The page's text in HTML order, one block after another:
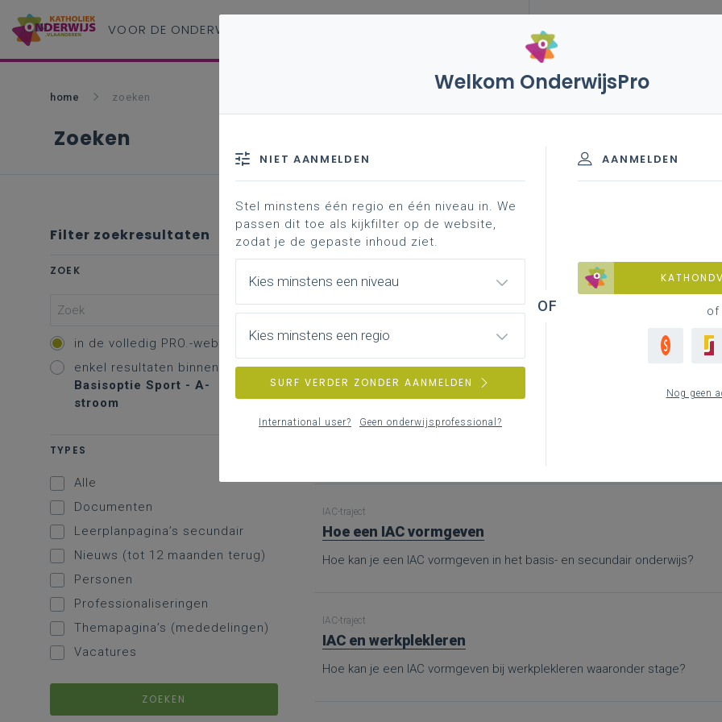
VOOR DE ONDERWIJS
home zoeken
Zoeken
Filter zoekresultaten
ZOEK
in de volledig PRO.-website
enkel resultaten binnen
Basisoptie Sport - A-
stroom
TYPES
Alle
Documenten
Leerplanpagina’s secundair
Nieuws (tot 12 maanden terug)
Personen
Professionaliseringen
Themapagina’s (mededelingen)
Vacatures
ZOEKEN
Professionaliseringsdatabank
Vakkenpagina
Overzicht van alle leerplannen met ondersteunend materiaal per leerplan.
Bronnen
Hier vind je bijkomende informatie en inspiratie bij het uitwerken van
IAC-traject
Hoe een IAC vormgeven
Hoe kan je een IAC vormgeven in het basis- en secundair onderwijs?
IAC-traject
IAC en werkplekleren
Hoe kan je een IAC vormgeven bij werkplekleren waaronder stage?
Welkom OnderwijsPro
AANMELDEN
of
Nog geen
NIET AANMELDEN
Stel minstens één regio en één niveau in. We
passen dit toe als kijkfilter op de website,
zodat je de gepaste inhoud ziet.
Kies minstens een niveau
Kies minstens een regio
SURF VERDER ZONDER AANMELDEN
International user? Geen onderwijsprofessional?